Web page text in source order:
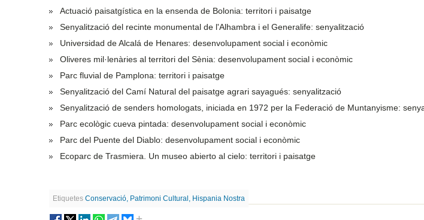
Actuació paisatgística en la ensenda de Bolonia: territori i paisatge
Senyalització del recinte monumental de l'Alhambra i el Generalife: senyalització
Universidad de Alcalá de Henares: desenvolupament social i econòmic
Oliveres mil·lenàries al territori del Sènia: desenvolupament social i econòmic
Parc fluvial de Pamplona: territori i paisatge
Senyalització del Camí Natural del paisatge agrari sayagués: senyalització
Senyalització de senders homologats, iniciada en 1972 per la Federació de Muntanyisme:
Parc ecològic cueva pintada: desenvolupament social i econòmic
Parc del Puente del Diablo: desenvolupament social i econòmic
Ecoparc de Trasmiera. Un museo abierto al cielo: territori i paisatge
Etiquetes Conservació, Patrimoni Cultural, Hispania Nostra